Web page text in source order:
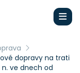
dopravy na trati
n. ve dnech od